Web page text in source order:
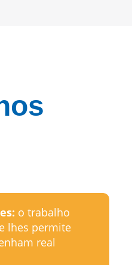
o trabalho
lhes permite
real